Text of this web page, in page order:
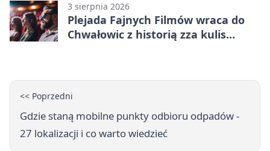
3 sierpnia 2026
Plejada Fajnych Filmów wraca do
Chwałowic z historią zza kulis
<< Poprzedni
Gdzie staną mobilne punkty odbioru odpadów -
27 lokalizacji i co warto wiedzieć